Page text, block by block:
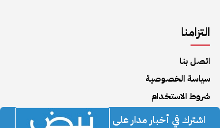
التزامنا
اتصل بنا
سياسة الخصوصية
شروط الاستخدام
اشترك في أخبار مدار على